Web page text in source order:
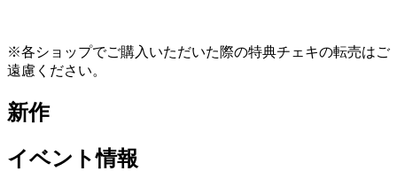
※各ショップでご購入いただいた際の特典チェキの転売はご
遠慮ください。
新作
イベント情報